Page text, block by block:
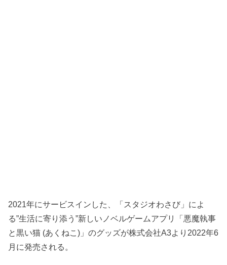
2021年にサービスインした、「スタジオわさび」によ
る”生活に寄り添う”新しいノベルゲームアプリ「悪魔執事
と黒い猫 (あくねこ)」のグッズが株式会社A3より2022年6
月に発売される。